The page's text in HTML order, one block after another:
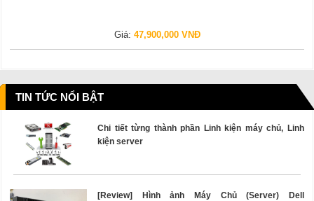
Giá: 47,900,000 VNĐ
TIN TỨC NỔI BẬT
Chi tiết từng thành phần Linh kiện máy chủ, Linh
kiện server
[Review] Hình ảnh Máy Chủ (Server) Dell